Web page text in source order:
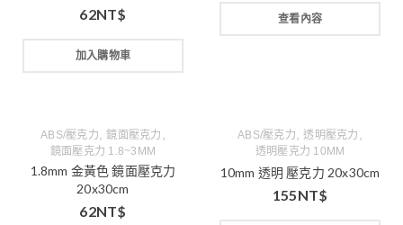
62NT$
加入購物車
查看內容
ABS/壓克力 ,鏡面壓克力
鏡面壓克力 1.8~3MM
1.8mm 金黃色 鏡面壓克力
20x30cm
62NT$
ABS/壓克力 ,透明壓克力
透明壓克力 10MM
10mm 透明 壓克力 20x30cm
155NT$